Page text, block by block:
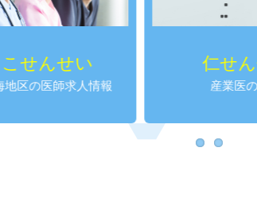
仁せんせい
産業医のご紹介